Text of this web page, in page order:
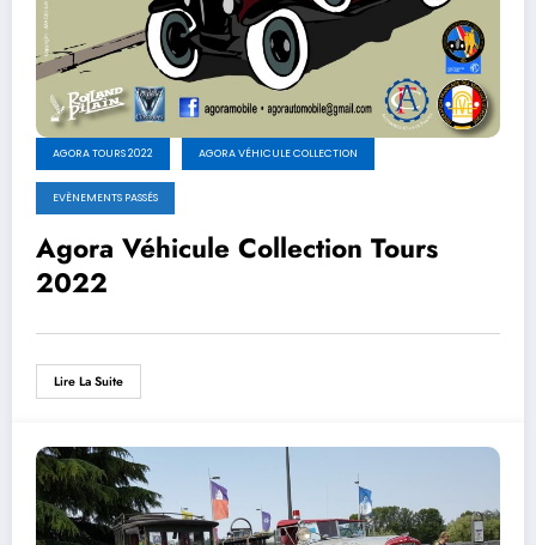
AGORA TOURS 2022 AGORA VÉHICULE COLLECTION
EVÈNEMENTS PASSÉS
Agora Véhicule Collection Tours
2022
Lire La Suite